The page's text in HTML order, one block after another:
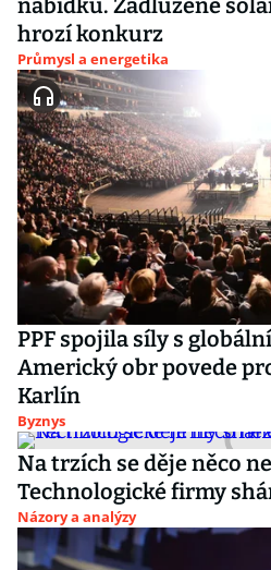
nabídku. Zadlužené
hrozí konkurz
Průmysl a energetika
PPF spojila síly s
Americký obr povede
Karlín
Byznys
Na trzích se děje něco
Technologické firmy
Názory a analýzy